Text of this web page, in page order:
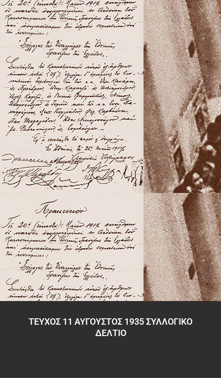
ΤΕΥΧΟΣ 11 ΑΥΓΟΥΣΤΟΣ 1935 ΣΥΛΛΟΓΙΚΟ
ΔΕΛΤΙΟ